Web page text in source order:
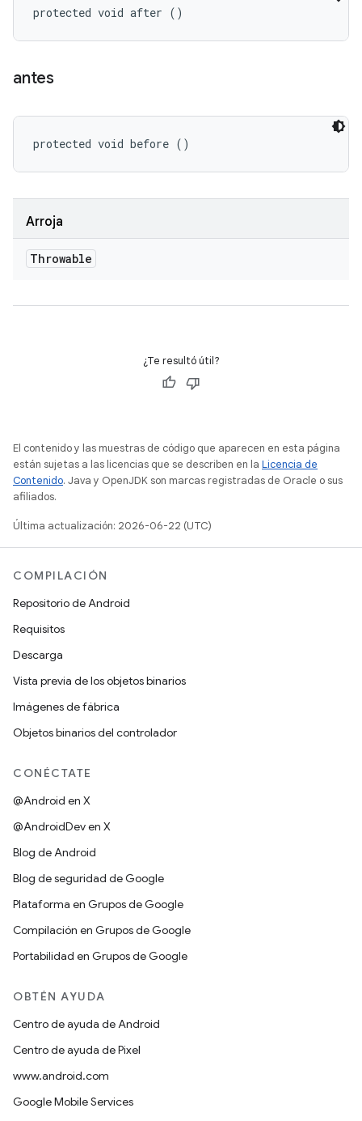
protected void after ()
antes
protected void before ()
Arroja
Throwable
¿Te resultó útil?
El contenido y las muestras de código que aparecen en esta página
están sujetas a las licencias que se describen en la Licencia de
Contenido. Java y OpenJDK son marcas registradas de Oracle o sus
afiliados.
Última actualización: 2026-06-22 (UTC)
COMPILACIÓN
Repositorio de Android
Requisitos
Descarga
Vista previa de los objetos binarios
Imágenes de fábrica
Objetos binarios del controlador
CONÉCTATE
@Android en X
@AndroidDev en X
Blog de Android
Blog de seguridad de Google
Plataforma en Grupos de Google
Compilación en Grupos de Google
Portabilidad en Grupos de Google
OBTÉN AYUDA
Centro de ayuda de Android
Centro de ayuda de Pixel
www.android.com
Google Mobile Services